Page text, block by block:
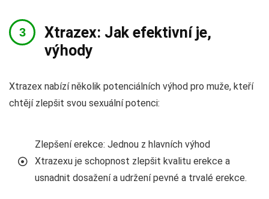
Xtrazex: Jak efektivní je,
výhody
Xtrazex nabízí několik potenciálních výhod pro muže, kteří
chtějí zlepšit svou sexuální potenci:
Zlepšení erekce: Jednou z hlavních výhod
Xtrazexu je schopnost zlepšit kvalitu erekce a
usnadnit dosažení a udržení pevné a trvalé erekce.